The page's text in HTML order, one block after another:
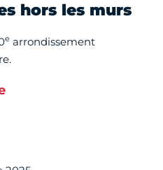
hors les murs
e arrondissement